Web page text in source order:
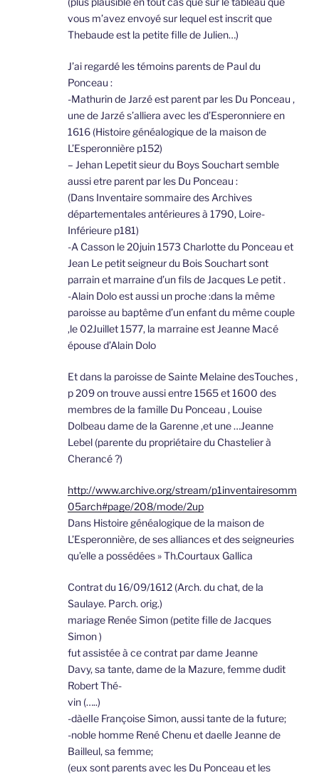
vous m’avez envoyé sur lequel est inscrit que
Thebaude est la petite fille de Julien…)
J’ai regardé les témoins parents de Paul du
Ponceau :
-Mathurin de Jarzé est parent par les Du Ponceau ,
une de Jarzé s’alliera avec les d’Esperonniere en
1616 (Histoire généalogique de la maison de
L’Esperonnière p152)
– Jehan Lepetit sieur du Boys Souchart semble
aussi etre parent par les Du Ponceau :
(Dans Inventaire sommaire des Archives
départementales antérieures à 1790, Loire-
Inférieure p181)
-A Casson le 20juin 1573 Charlotte du Ponceau et
Jean Le petit seigneur du Bois Souchart sont
parrain et marraine d’un fils de Jacques Le petit .
-Alain Dolo est aussi un proche :dans la même
paroisse au baptême d’un enfant du même couple
,le 02Juillet 1577, la marraine est Jeanne Macé
épouse d’Alain Dolo
Et dans la paroisse de Sainte Melaine desTouches ,
p 209 on trouve aussi entre 1565 et 1600 des
membres de la famille Du Ponceau , Louise
Dolbeau dame de la Garenne ,et une …Jeanne
Lebel (parente du propriétaire du Chastelier à
Cherancé ?)
http://www.archive.org/stream/p1inventairesomm
05arch#page/208/mode/2up
Dans Histoire généalogique de la maison de
L’Esperonnière, de ses alliances et des seigneuries
qu’elle a possédées » Th.Courtaux Gallica
Contrat du 16/09/1612 (Arch. du chat, de la
Saulaye. Parch. orig.)
mariage Renée Simon (petite fille de Jacques
Simon )
fut assistée à ce contrat par dame Jeanne
Davy, sa tante, dame de la Mazure, femme dudit
Robert Thé-
vin (…..)
-dàelIe Françoise Simon, aussi tante de la future;
-noble homme René Chenu et daelle Jeanne de
Bailleul, sa femme;
(eux sont parents avec les Du Ponceau et les